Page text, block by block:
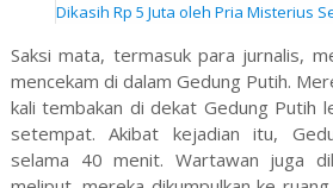
Dikasih Rp 5 Juta oleh Pria Misterius
Saksi mata, termasuk para jurnalis,
mencekam di dalam Gedung Putih.
kali tembakan di dekat Gedung Putih
setempat. Akibat kejadian itu,
selama 40 menit. Wartawan juga